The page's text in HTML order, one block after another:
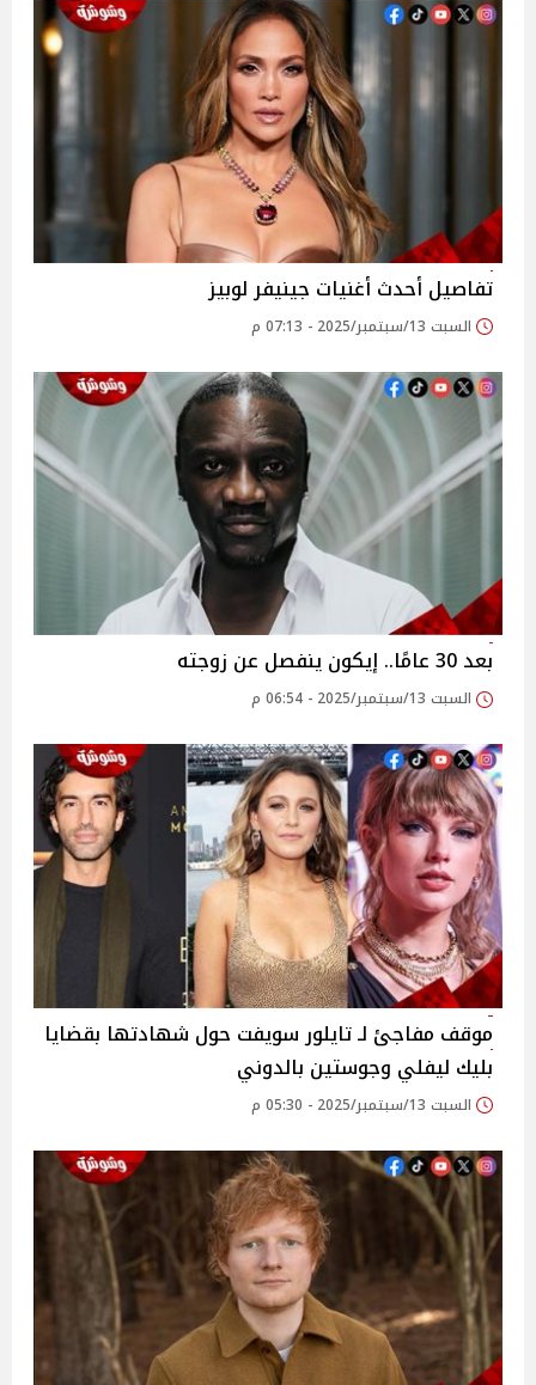
تفاصيل أحدث أغنيات جينيفر لوبيز
السبت 13/سبتمبر/2025 - 07:13 م
بعد 30 عامًا.. إيكون ينفصل عن زوجته
السبت 13/سبتمبر/2025 - 06:54 م
موقف مفاجئ لـ تايلور سويفت حول شهادتها بقضايا
بليك ليفلي وجوستين بالدوني
السبت 13/سبتمبر/2025 - 05:30 م